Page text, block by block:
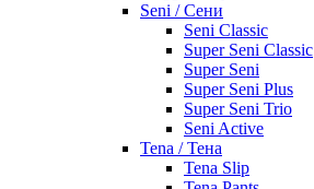
Seni / Сени
Seni Classic
Super Seni Classic
Super Seni
Super Seni Plus
Super Seni Trio
Seni Active
Tena / Тена
Tena Slip